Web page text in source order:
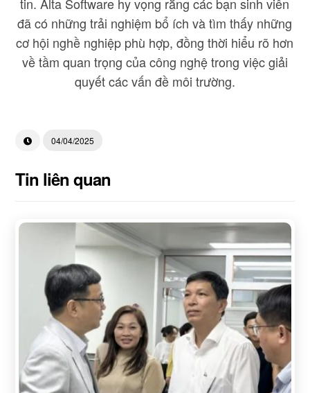
tin. Alta Software hy vọng rằng các bạn sinh viên
đã có những trải nghiệm bổ ích và tìm thấy những
cơ hội nghề nghiệp phù hợp, đồng thời hiểu rõ hơn
về tầm quan trọng của công nghệ trong việc giải
quyết các vấn đề môi trường.
04/04/2025
Tin liên quan